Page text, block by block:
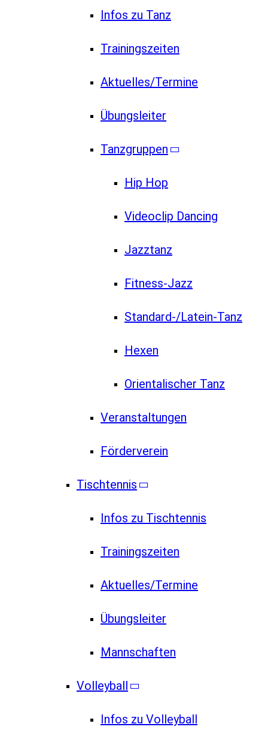
Infos zu Tanz
Trainingszeiten
Aktuelles/Termine
Übungsleiter
Tanzgruppen
Hip Hop
Videoclip Dancing
Jazztanz
Fitness-Jazz
Standard-/Latein-Tanz
Hexen
Orientalischer Tanz
Veranstaltungen
Förderverein
Tischtennis
Infos zu Tischtennis
Trainingszeiten
Aktuelles/Termine
Übungsleiter
Mannschaften
Volleyball
Infos zu Volleyball